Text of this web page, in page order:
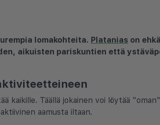
lomakohteita. Platanias on
aikuisten pariskuntien että
kaikille. Täällä jokainen voi löytää "oman"
aamusta iltaan.